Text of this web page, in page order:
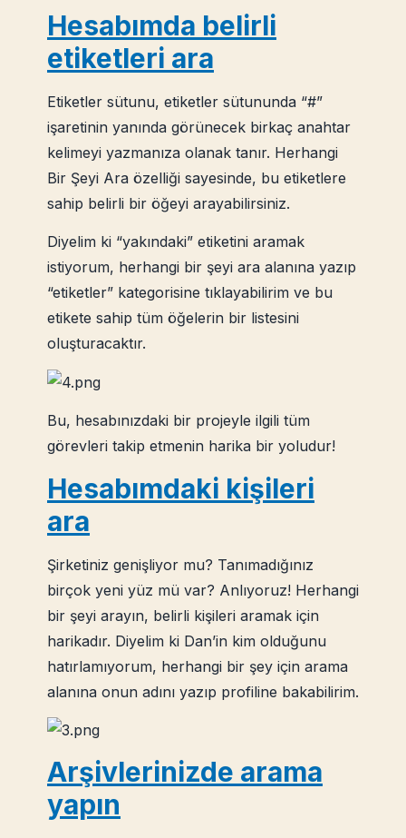
Hesabımda belirli
etiketleri ara
Etiketler sütunu, etiketler sütununda “#”
işaretinin yanında görünecek birkaç anahtar
kelimeyi yazmanıza olanak tanır. Herhangi
Bir Şeyi Ara özelliği sayesinde, bu etiketlere
sahip belirli bir öğeyi arayabilirsiniz.
Diyelim ki “yakındaki” etiketini aramak
istiyorum, herhangi bir şeyi ara alanına yazıp
“etiketler” kategorisine tıklayabilirim ve bu
etikete sahip tüm öğelerin bir listesini
oluşturacaktır.
Bu, hesabınızdaki bir projeyle ilgili tüm
görevleri takip etmenin harika bir yoludur!
Hesabımdaki kişileri
ara
Şirketiniz genişliyor mu? Tanımadığınız
birçok yeni yüz mü var? Anlıyoruz! Herhangi
bir şeyi arayın, belirli kişileri aramak için
harikadır. Diyelim ki Dan’in kim olduğunu
hatırlamıyorum, herhangi bir şey için arama
alanına onun adını yazıp profiline bakabilirim.
Arşivlerinizde arama
yapın